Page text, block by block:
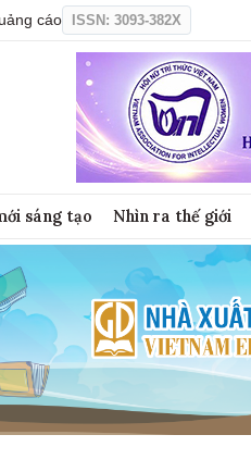
cáo ISSN: 3093-382X
sáng tạo Nhìn ra thế giới